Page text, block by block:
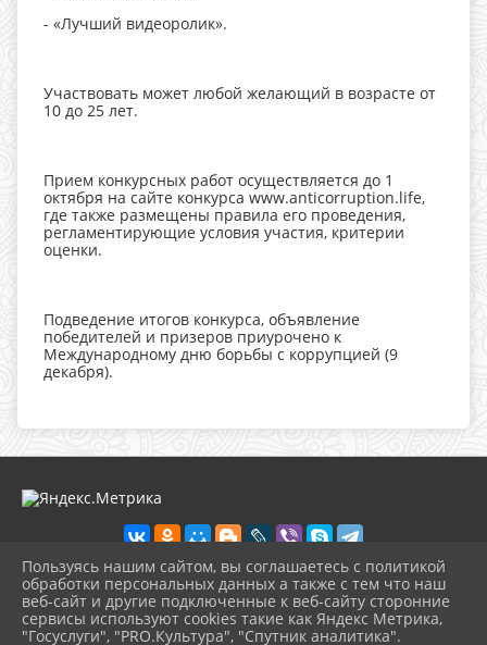
- «Лучший видеоролик».
Участвовать может любой желающий в возрасте от
10 до 25 лет.
Прием конкурсных работ осуществляется до 1
октября на сайте конкурса www.anticorruption.life,
где также размещены правила его проведения,
регламентирующие условия участия, критерии
оценки.
Подведение итогов конкурса, объявление
победителей и призеров приурочено к
Международному дню борьбы с коррупцией (9
декабря).
2026 г. dkdiv.gelendzhik-kult.ru
Вход
Пользуясь нашим сайтом, вы соглашаетесь с политикой
обработки персональных данных а также с тем что наш
веб-сайт и другие подключенные к веб-сайту сторонние
сервисы используют cookies такие как Яндекс Метрика,
"Госуслуги", "PRO.Культура", "Спутник аналитика".